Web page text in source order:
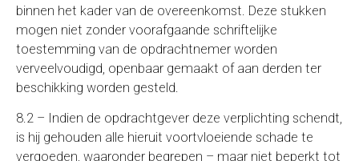
binnen het kader van de overeenkomst. Deze stukken
mogen niet zonder voorafgaande schriftelijke
toestemming van de opdrachtnemer worden
verveelvoudigd, openbaar gemaakt of aan derden ter
beschikking worden gesteld.
8.2 – Indien de opdrachtgever deze verplichting schendt,
is hij gehouden alle hieruit voortvloeiende schade te
vergoeden, waaronder begrepen – maar niet beperkt tot